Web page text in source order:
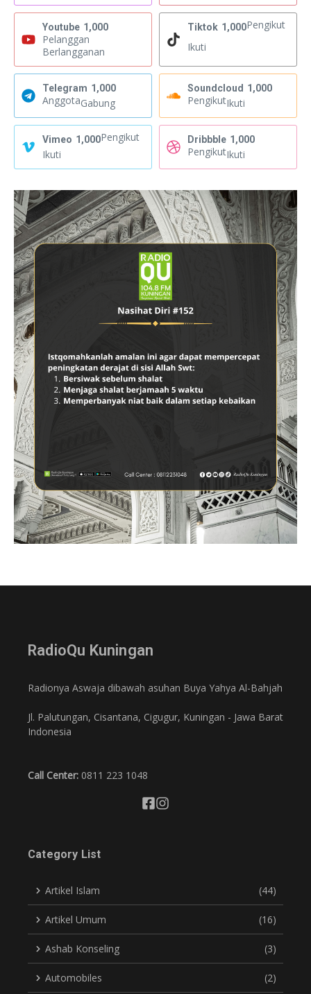
Youtube 1,000
Pelanggan
Berlangganan
Tiktok 1,000Pengikut
Ikuti
Telegram 1,000
AnggotaGabung
Soundcloud 1,000
PengikutIkuti
Vimeo 1,000Pengikut
Ikuti
Dribbble 1,000
PengikutIkuti
RadioQu Kuningan
Radionya Aswaja dibawah asuhan Buya Yahya Al-Bahjah
Jl. Palutungan, Cisantana, Cigugur, Kuningan - Jawa Barat
Indonesia
Call Center: 0811 223 1048
Category List
Artikel Islam (44)
Artikel Umum (16)
Ashab Konseling (3)
Automobiles (2)